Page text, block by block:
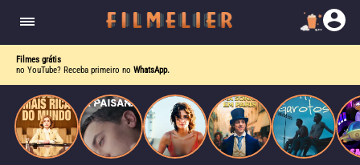
Filmes grátis
no YouTube? Receba primeiro no WhatsApp.
do
Mundo